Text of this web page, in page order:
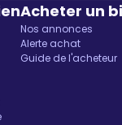
Acheter un
Nos annonces
Alerte achat
Guide de l'acheteur